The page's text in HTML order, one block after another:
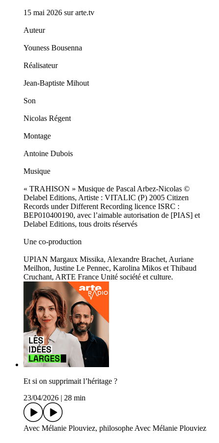
15 mai 2026 sur arte.tv
Auteur
Youness Bousenna
Réalisateur
Jean-Baptiste Mihout
Son
Nicolas Régent
Montage
Antoine Dubois
Musique
« TRAHISON » Musique de Pascal Arbez-Nicolas ©
Delabel Editions, Artiste : VITALIC (P) 2005 Citizen
Records under Different Recording licence ISRC :
BEP010400190, avec l’aimable autorisation de [PIAS] et
Delabel Editions, tous droits réservés
Une co-production
UPIAN Margaux Missika, Alexandre Brachet, Auriane
Meilhon, Justine Le Pennec, Karolina Mikos et Thibaud
Cruchant, ARTE France Unité société et culture.
Et si on supprimait l’héritage ?
23/04/2026
28 min
Avec Mélanie Plouviez, philosophe Avec Mélanie Plouviez